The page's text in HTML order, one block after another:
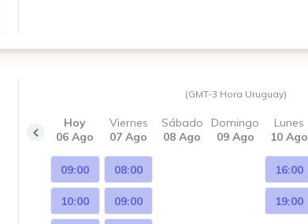
(GMT-3 Hora Uruguay)
Hoy
06 Ago
09:00
10:00
Viernes
07 Ago
08:00
09:00
Sábado
08 Ago
Domingo
09 Ago
Lunes
10 Ago
16:00
19:00